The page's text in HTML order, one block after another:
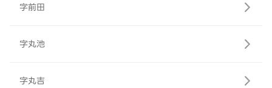
字前田
字丸池
字丸吉